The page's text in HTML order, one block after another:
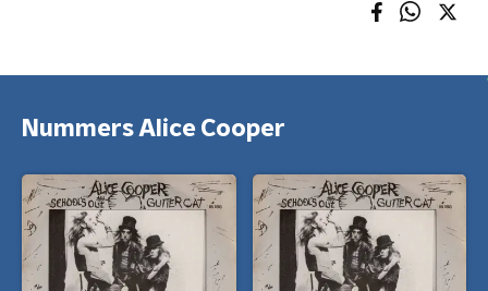
Nummers Alice Cooper